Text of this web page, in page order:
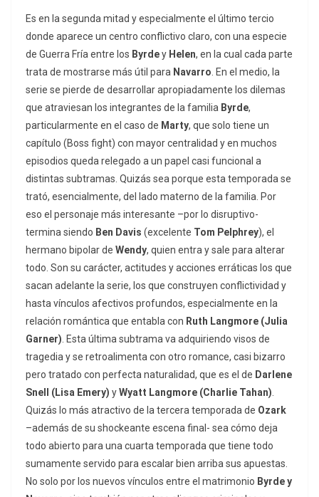
Es en la segunda mitad y especialmente el último tercio
donde aparece un centro conflictivo claro, con una especie
de Guerra Fría entre los Byrdey Helen, en la cual cada parte
trata de mostrarse más útil para Navarro . En el medio, la
serie se pierde de desarrollar apropiadamente los dilemas
que atraviesan los integrantes de la familia Byrde,
particularmente en el caso de Marty, que solo tiene un
capítulo (Boss fight) con mayor centralidad y en muchos
episodios queda relegado a un papel casi funcional a
distintas subtramas. Quizás sea porque esta temporada se
trató, esencialmente, del lado materno de la familia. Por
eso el personaje más interesante –por lo disruptivo-
termina siendo Ben Davis (excelente Tom Pelphrey), el
hermano bipolar de Wendy, quien entra y sale para alterar
todo. Son su carácter, actitudes y acciones erráticas los que
sacan adelante la serie, los que construyen conflictividad y
hasta vínculos afectivos profundos, especialmente en la
relación romántica que entabla con Ruth Langmore (Julia
Garner) . Esta última subtrama va adquiriendo visos de
tragedia y se retroalimenta con otro romance, casi bizarro
pero tratado con perfecta naturalidad, que es el de Darlene
Snell (Lisa Emery) yWyatt Langmore (Charlie Tahan)
Quizás lo más atractivo de la tercera temporada de Ozark
–además de su shockeante escena final- sea cómo deja
todo abierto para una cuarta temporada que tiene todo
sumamente servido para escalar bien arriba sus apuestas.
No solo por los nuevos vínculos entre el matrimonio Byrde y